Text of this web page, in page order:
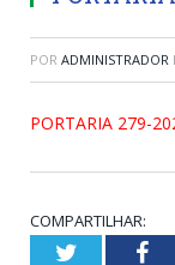
POR ADMINISTRADOR
PORTARIA 279-
COMPARTILHAR:
Twitter